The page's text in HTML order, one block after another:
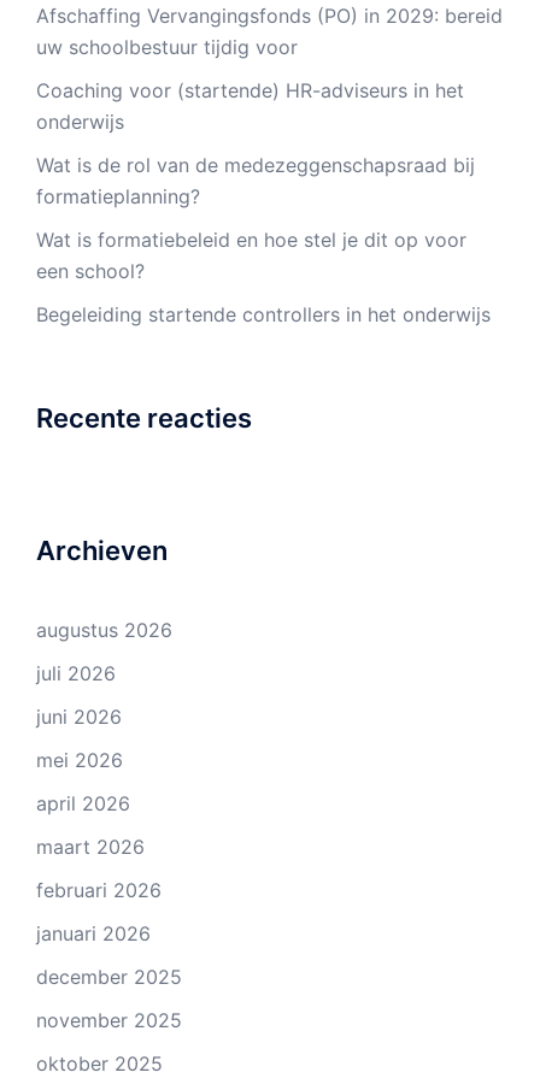
Afschaffing Vervangingsfonds (PO) in 2029: bereid
uw schoolbestuur tijdig voor
Coaching voor (startende) HR-adviseurs in het
onderwijs
Wat is de rol van de medezeggenschapsraad bij
formatieplanning?
Wat is formatiebeleid en hoe stel je dit op voor
een school?
Begeleiding startende controllers in het onderwijs
Recente reacties
Archieven
augustus 2026
juli 2026
juni 2026
mei 2026
april 2026
maart 2026
februari 2026
januari 2026
december 2025
november 2025
oktober 2025